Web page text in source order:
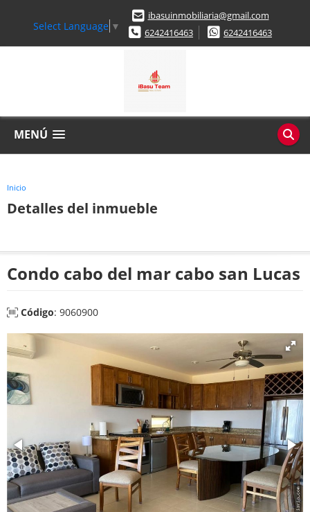
Select Language ▼
ibasuinmobiliaria@gmail.com
6242416463
6242416463
MENÚ
Inicio
Detalles del inmueble
Condo cabo del mar cabo san Lucas
Código: 9060900